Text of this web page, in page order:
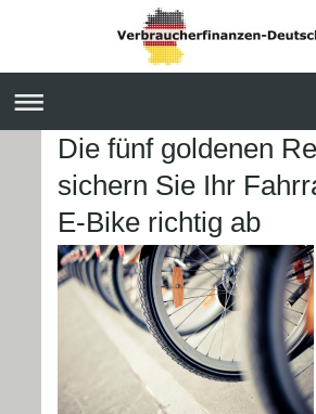
Die fünf goldenen
sichern Sie Ihr
E-Bike richtig ab